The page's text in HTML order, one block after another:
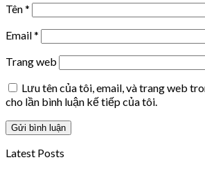
Tên*
Email*
Trang web
Lưu tên của tôi, email, và trang web
cho lần bình luận kế tiếp của tôi.
Latest Posts